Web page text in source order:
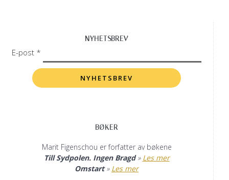
NYHETSBREV
E-post *
BØKER
Marit Figenschou er forfatter av bøkene
Till Sydpolen. Ingen Bragd» Les mer
Omstart» Les mer